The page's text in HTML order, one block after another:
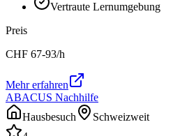
Vertraute Lernumgebung
Preis
CHF 67-93/h
Mehr erfahren
ABACUS Nachhilfe
Hausbesuch
Schweizweit